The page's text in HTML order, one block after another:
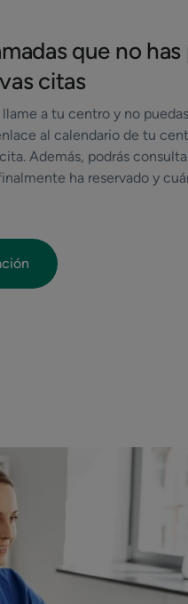
que no
citas
a tu centro y no
al calendario de tu
Además, podrás
ha reservado y